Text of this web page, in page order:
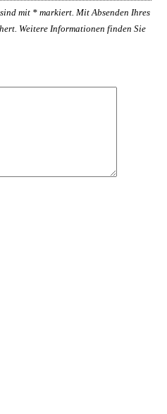
mit * markiert. Mit Absenden Ihres
Weitere Informationen finden Sie